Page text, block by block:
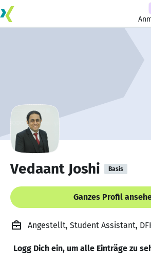
Vedaant Joshi Basis
Ganzes Profil
Angestellt, Student Assistant,
Logg Dich ein, um alle Einträge zu